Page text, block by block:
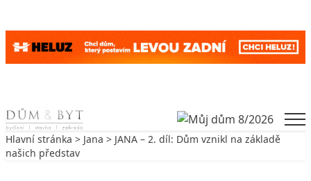
Skip to content
Hlavní stránka > Jana > JANA – 2. díl: Dům vznikl na základě
našich představ